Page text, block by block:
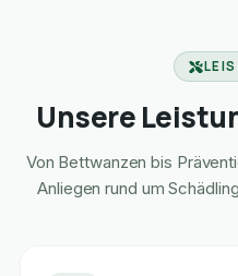
Unsere
Von Bettwanzen bis
Anliegen rund um